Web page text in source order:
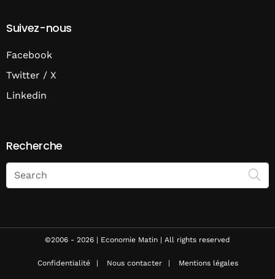
Suivez-nous
Facebook
Twitter / X
Linkedin
Recherche
Search
on
Economie
©2006 - 2026 | Economie Matin | All rights reserved
Confidentialité Nous contacter Mentions légales